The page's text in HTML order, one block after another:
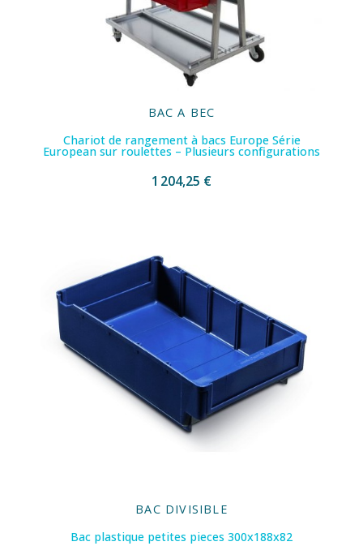
BAC A BEC
Chariot de rangement à bacs Europe Série
European sur roulettes – Plusieurs configurations
1 204,25 €
BAC DIVISIBLE
Bac plastique petites pieces 300x188x82